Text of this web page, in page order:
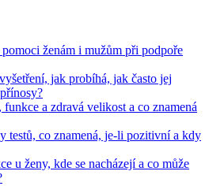
ženám i mužům při podpoře
jak probíhá, jak často jej
a zdravá velikost a co znamená
testů, co znamená, je-li pozitivní a kdy
u ženy, kde se nacházejí a co může